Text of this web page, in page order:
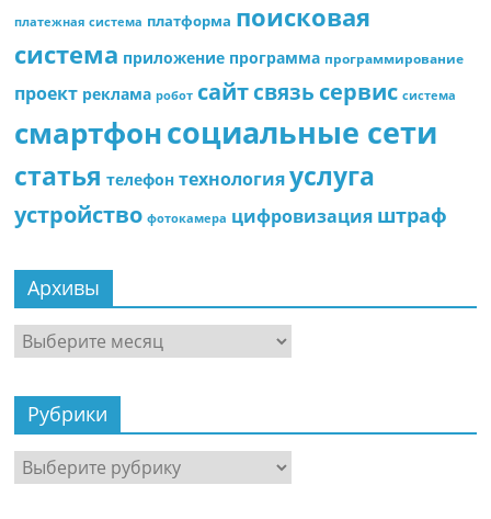
платежная система платформа поисковая
система приложение программа программирование
проект реклама робот сайтсвязь сервис система
смартфонсоциальные сети
статья телефон технология услуга
устройство фотокамера цифровизация штраф
Архивы
Архивы
Рубрики
Рубрики